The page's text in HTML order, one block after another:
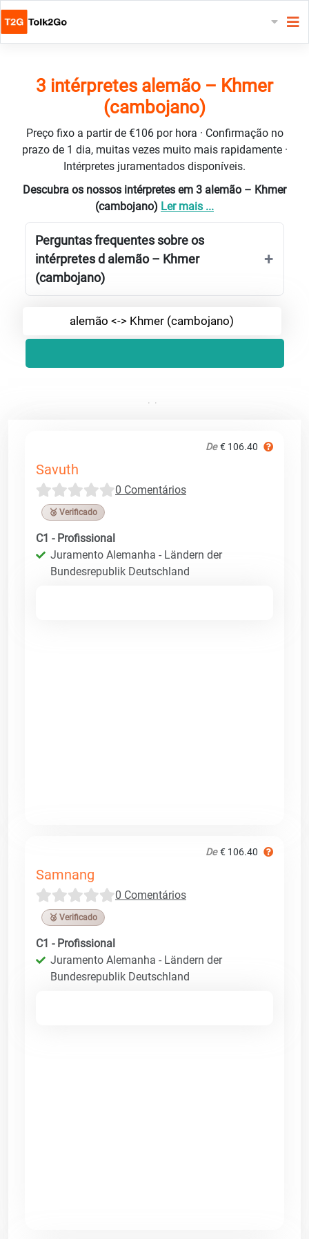
3 intérpretes alemão – Khmer
(cambojano)
Preço fixo a partir de €106 por hora · Confirmação no
prazo de 1 dia, muitas vezes muito mais rapidamente ·
Intérpretes juramentados disponíveis.
Descubra os nossos intérpretes em 3 alemão – Khmer
(cambojano) Ler mais ...
Perguntas frequentes sobre os
intérpretes d alemão – Khmer
(cambojano)
alemão <-> Khmer (cambojano)
De € 106.40
Savuth
0 Comentários
🥉 Verificado
C1 - Profissional
Juramento Alemanha - Ländern der
Bundesrepublik Deutschland
De € 106.40
Samnang
0 Comentários
🥉 Verificado
C1 - Profissional
Juramento Alemanha - Ländern der
Bundesrepublik Deutschland